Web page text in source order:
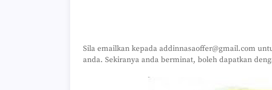
Sila emailkan kepada addinnasaoffer@gmail.com
anda. Sekiranya anda berminat, boleh dapatkan